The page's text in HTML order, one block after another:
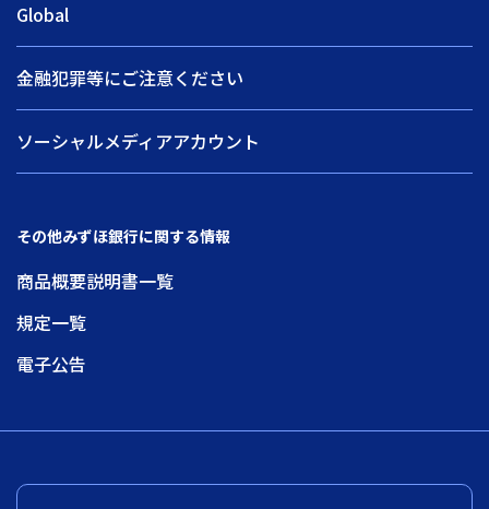
Global
金融犯罪等にご注意ください
ソーシャルメディアアカウント
その他みずほ銀行に関する情報
商品概要説明書一覧
規定一覧
電子公告